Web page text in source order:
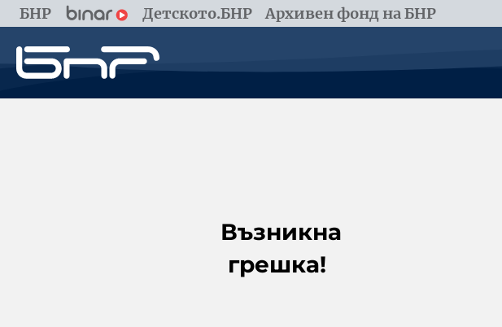
БНР Детското.БНР Архивен фонд на БНР
Възникна
грешка!